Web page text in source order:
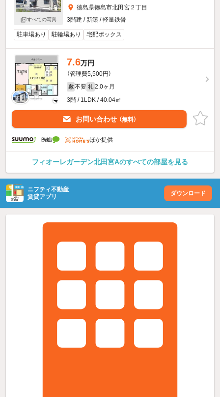
すべての写真
徳島県徳島市北田宮２丁目
3階建 / 新築 / 軽量鉄骨
駐車場あり 駐輪場あり 宅配ボックス
7.6万円
（管理費5,500円）
敷 不要 礼 2.0ヶ月
3階 / 1LDK / 40.04㎡
お問い合わせ （無料）
ほか提供
フィオーレガーデン北田宮Aのすべての部屋を見る
ニフティ不動産
賃貸アプリ
ダウンロード